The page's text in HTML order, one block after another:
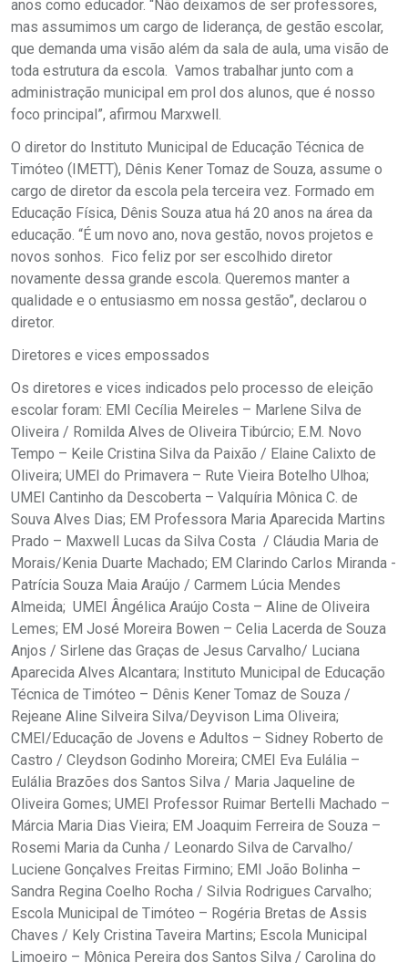
anos como educador. “Não deixamos de ser professores,
mas assumimos um cargo de liderança, de gestão escolar,
que demanda uma visão além da sala de aula, uma visão de
toda estrutura da escola. Vamos trabalhar junto com a
administração municipal em prol dos alunos, que é nosso
foco principal”, afirmou Marxwell.
O diretor do Instituto Municipal de Educação Técnica de
Timóteo (IMETT), Dênis Kener Tomaz de Souza, assume o
cargo de diretor da escola pela terceira vez. Formado em
Educação Física, Dênis Souza atua há 20 anos na área da
educação. “É um novo ano, nova gestão, novos projetos e
novos sonhos. Fico feliz por ser escolhido diretor
novamente dessa grande escola. Queremos manter a
qualidade e o entusiasmo em nossa gestão”, declarou o
diretor.
Diretores e vices empossados
Os diretores e vices indicados pelo processo de eleição
escolar foram: EMI Cecília Meireles – Marlene Silva de
Oliveira / Romilda Alves de Oliveira Tibúrcio; E.M. Novo
Tempo – Keile Cristina Silva da Paixão / Elaine Calixto de
Oliveira; UMEI do Primavera – Rute Vieira Botelho Ulhoa;
UMEI Cantinho da Descoberta – Valquíria Mônica C. de
Souva Alves Dias; EM Professora Maria Aparecida Martins
Prado – Maxwell Lucas da Silva Costa / Cláudia Maria de
Morais/Kenia Duarte Machado; EM Clarindo Carlos Miranda -
Patrícia Souza Maia Araújo / Carmem Lúcia Mendes
Almeida; UMEI Ângélica Araújo Costa – Aline de Oliveira
Lemes; EM José Moreira Bowen – Celia Lacerda de Souza
Anjos / Sirlene das Graças de Jesus Carvalho/ Luciana
Aparecida Alves Alcantara; Instituto Municipal de Educação
Técnica de Timóteo – Dênis Kener Tomaz de Souza /
Rejeane Aline Silveira Silva/Deyvison Lima Oliveira;
CMEI/Educação de Jovens e Adultos – Sidney Roberto de
Castro / Cleydson Godinho Moreira; CMEI Eva Eulália –
Eulália Brazões dos Santos Silva / Maria Jaqueline de
Oliveira Gomes; UMEI Professor Ruimar Bertelli Machado –
Márcia Maria Dias Vieira; EM Joaquim Ferreira de Souza –
Rosemi Maria da Cunha / Leonardo Silva de Carvalho/
Luciene Gonçalves Freitas Firmino; EMI João Bolinha –
Sandra Regina Coelho Rocha / Silvia Rodrigues Carvalho;
Escola Municipal de Timóteo – Rogéria Bretas de Assis
Chaves / Kely Cristina Taveira Martins; Escola Municipal
Limoeiro – Mônica Pereira dos Santos Silva / Carolina do